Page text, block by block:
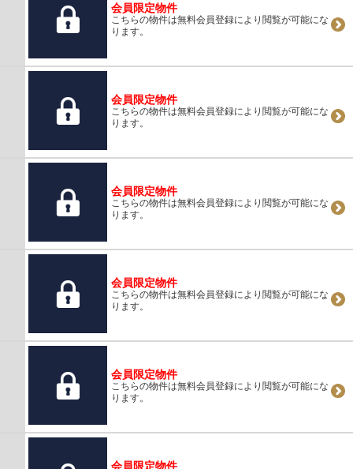
会員限定物件
こちらの物件は無料会員登録により閲覧が可能にな
ります。
会員限定物件
こちらの物件は無料会員登録により閲覧が可能にな
ります。
会員限定物件
こちらの物件は無料会員登録により閲覧が可能にな
ります。
会員限定物件
こちらの物件は無料会員登録により閲覧が可能にな
ります。
会員限定物件
こちらの物件は無料会員登録により閲覧が可能にな
ります。
会員限定物件